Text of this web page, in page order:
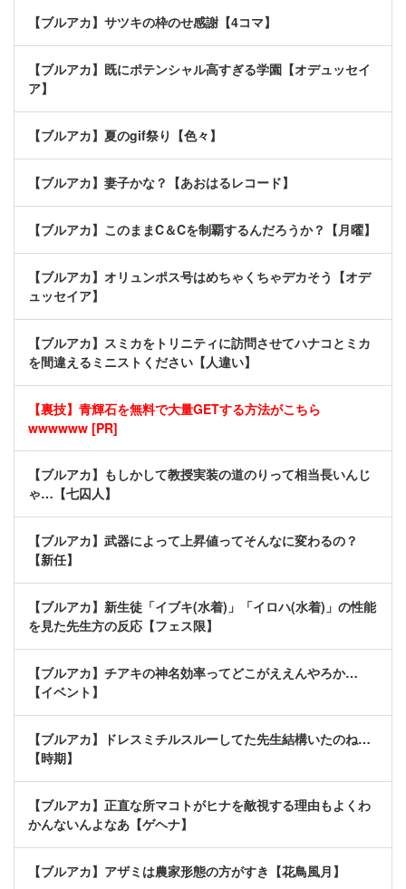
【ブルアカ】サツキの枠のせ感謝【4コマ】
【ブルアカ】既にポテンシャル高すぎる学園【オデュッセイ
ア】
【ブルアカ】夏のgif祭り【色々】
【ブルアカ】妻子かな？【あおはるレコード】
【ブルアカ】このままC＆Cを制覇するんだろうか？【月曜】
【ブルアカ】オリュンポス号はめちゃくちゃデカそう【オデ
ュッセイア】
【ブルアカ】スミカをトリニティに訪問させてハナコとミカ
を間違えるミニストください【人違い】
【裏技】青輝石を無料で大量GETする方法がこちら
wwwwww [PR]
【ブルアカ】もしかして教授実装の道のりって相当長いんじ
ゃ…【七囚人】
【ブルアカ】武器によって上昇値ってそんなに変わるの？
【新任】
【ブルアカ】新生徒「イブキ(水着)」「イロハ(水着)」の性能
を見た先生方の反応【フェス限】
【ブルアカ】チアキの神名効率ってどこがええんやろか…
【イベント】
【ブルアカ】ドレスミチルスルーしてた先生結構いたのね…
【時期】
【ブルアカ】正直な所マコトがヒナを敵視する理由もよくわ
かんないんよなあ【ゲヘナ】
【ブルアカ】アザミは農家形態の方がすき【花鳥風月】